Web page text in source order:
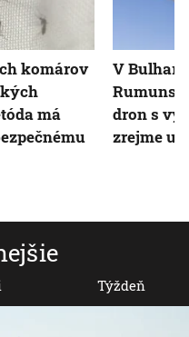
Týždeň
komárov
má
V
dron s
zrejme